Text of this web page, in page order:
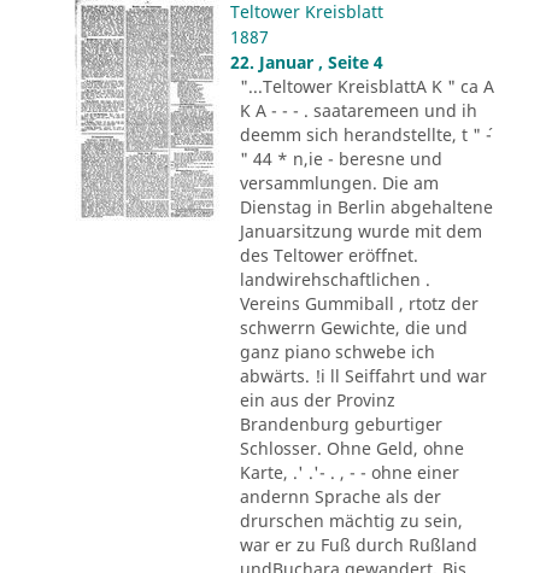
Teltower Kreisblatt
1887
22. Januar , Seite 4
"...Teltower KreisblattA K " ca A
K A - - - . saataremeen und ih
deemm sich herandstellte, t " ´-
" 44 * n,ie - beresne und
versammlungen. Die am
Dienstag in Berlin abgehaltene
Januarsitzung wurde mit dem
des Teltower eröffnet.
landwirehschaftlichen .
Vereins Gummiball , rtotz der
schwerrn Gewichte, die und
ganz piano schwebe ich
abwärts. !i ll Seiffahrt und war
ein aus der Provinz
Brandenburg geburtiger
Schlosser. Ohne Geld, ohne
Karte, .' .'- . , - - ohne einer
andernn Sprache als der
drurschen mächtig zu sein,
war er zu Fuß durch Rußland